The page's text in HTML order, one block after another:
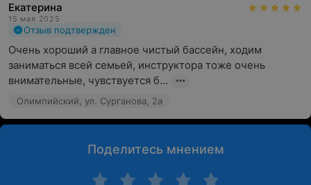
Екатерина
15 мая 2025
Отзыв подтвержден
Очень хороший а главное чистый бассейн, ходим
заниматься всей семьей, инструктора тоже очень
внимательные, чувствуется б...
Олимпийский, ул. Сурганова, 2а
Поделитесь мнением